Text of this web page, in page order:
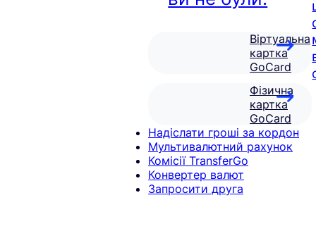
Віртуальна
картка
GoCard
Фізична
картка
GoCard
Надіслати гроші за кордон
Мультивалютний рахунок
Комісії TransferGo
Конвертер валют
Запросити друга